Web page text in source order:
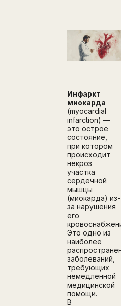
Инфаркт
миокарда
(myocardial
infarction) —
это острое
состояние,
при котором
происходит
некроз
участка
сердечной
мышцы
(миокарда) из-
за нарушения
его
Это одно из
наиболее
заболеваний,
требующих
немедленной
медицинской
помощи.
В